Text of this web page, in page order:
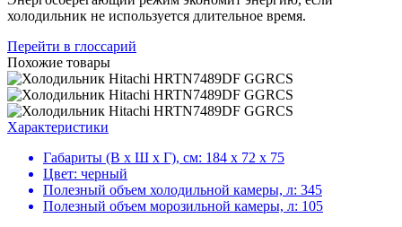
холодильник не используется длительное время.
Перейти в глоссарий
Похожие товары
Характеристики
Габариты (В х Ш х Г), см: 184 х 72 х 75
Цвет: черный
Полезный объем холодильной камеры, л: 345
Полезный объем морозильной камеры, л: 105